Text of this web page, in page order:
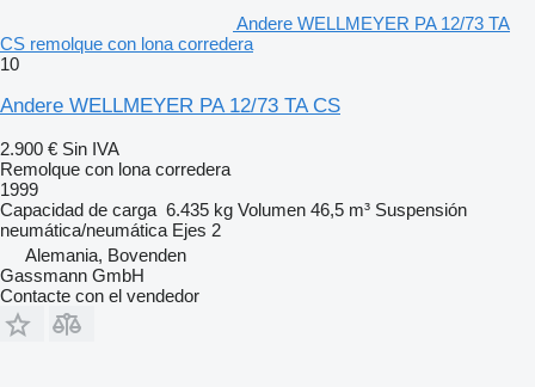
Andere WELLMEYER PA 12/73 TA
CS remolque con lona corredera
10
Andere WELLMEYER PA 12/73 TA CS
2.900 € Sin IVA
Remolque con lona corredera
1999
Capacidad de carga 6.435 kg Volumen 46,5 m³ Suspensión
neumática/neumática Ejes 2
Alemania, Bovenden
Gassmann GmbH
Contacte con el vendedor